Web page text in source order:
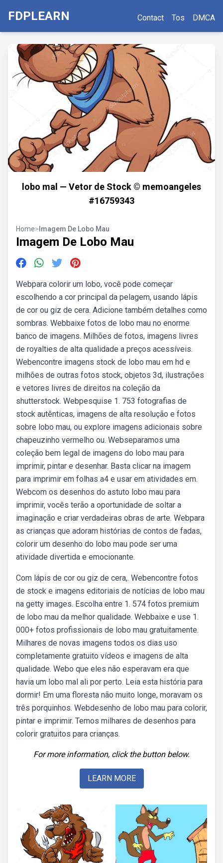
FDPLEARN Contact Tos DMCA
lobo mal — Vetor de Stock © memoangeles
#16759343
Home> Imagem De Lobo Mau
Imagem De Lobo Mau
Webpara colorir um lobo, você pode começar
escolhendo a cor principal da pelagem, usando lápis
de cor ou giz de cera. Adicione também detalhes como
sombras. Webbaixe fotos de lobo mau no enorme
banco de imagens. Milhões de fotos, imagens livres
de royalties de alta qualidade a preços acessíveis.
Webencontre imagens stock de lobo mau em hd e
milhões de outras fotos stock, objetos 3d, ilustrações
e vetores livres de direitos na coleção da
shutterstock. Webpesquise 1. 753 fotografias de
stock autênticas, imagens de alta resolução e fotos
sobre lobo mau, ou explore imagens adicionais sobre
chapeuzinho vermelho ou. Webseparamos uma
coleção bem legal de imagens do lobo mau para
imprimir, pintar e desenhar. Basta clicar na imagem
para imprimir em folhas a4 e usar em atividades em.
Webcom os desenhos do astuto lobo mau para
imprimir, vocês terão a oportunidade de soltar a
imaginação e criar verdadeiras obras de arte. Webpara
as crianças que adoram histórias de contos de fadas,
colorir um desenho do lobo mau pode ser uma
atividade divertida e emocionante.
Com lápis de cor ou giz de cera,. Webencontre fotos
de stock e imagens editoriais de notícias de lobo mau
na getty images. Escolha entre 1. 574 fotos premium
de lobo mau da melhor qualidade. Webbaixe e use 1.
000+ fotos profissionais de lobo mau gratuitamente.
Milhares de novas imagens todos os dias uso
completamente gratuito vídeos e imagens de alta
qualidade. Webo que eles não esperavam era que
havia um lobo mal ali por perto. Leia esta história para
dormir! Em uma floresta não muito longe, moravam os
três porquinhos. Webdesenho de lobo mau para colorir,
pintar e imprimir. Temos milhares de desenhos para
colorir gratuitos para crianças.
For more information, click the button below.
LEARN MORE